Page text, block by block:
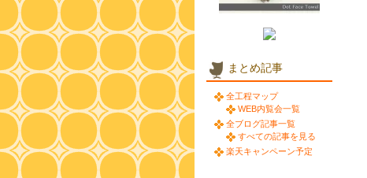
まとめ記事
全工程マップ
WEB内覧会一覧
全ブログ記事一覧
すべての記事を見る
楽天キャンペーン予定